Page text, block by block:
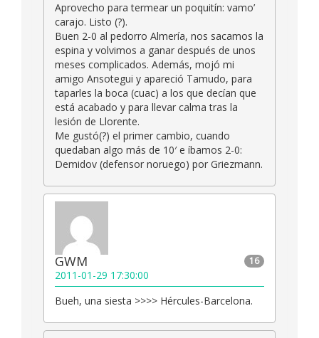
Aprovecho para termear un poquitín: vamo’
carajo. Listo (?).
Buen 2-0 al pedorro Almería, nos sacamos la
espina y volvimos a ganar después de unos
meses complicados. Además, mojó mi
amigo Ansotegui y apareció Tamudo, para
taparles la boca (cuac) a los que decían que
está acabado y para llevar calma tras la
lesión de Llorente.
Me gustó(?) el primer cambio, cuando
quedaban algo más de 10′ e íbamos 2-0:
Demidov (defensor noruego) por Griezmann.
16
GWM
2011-01-29 17:30:00
Bueh, una siesta >>>> Hércules-Barcelona.